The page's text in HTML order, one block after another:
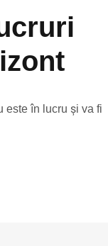
este în lucru și va fi